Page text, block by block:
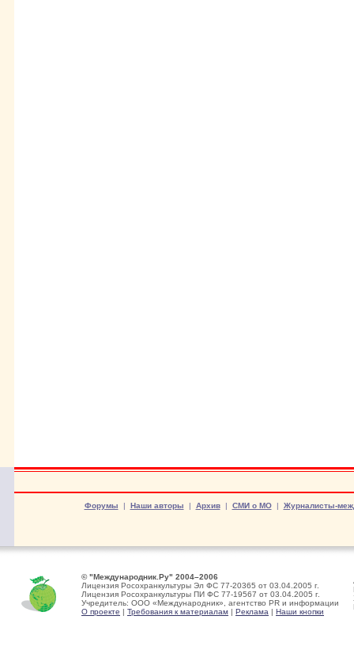
Форумы | Наши авторы | Архив| СМИ о МО| Журналисты-
© "Международник.Ру" 2004–2006
Лицензия Росохранкультуры Эл ФС 77-20365 от 03.04.2005 г.
Лицензия Росохранкультуры ПИ ФС 77-19567 от 03.04.2005 г.
Учредитель: ООО «Международник», агентство PR и информации
О проекте | Требования к материалам | Реклама | Наши кнопки